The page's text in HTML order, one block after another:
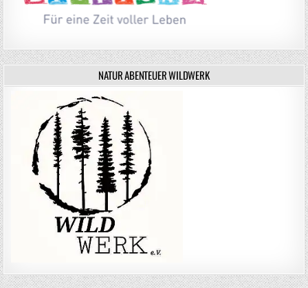
NATUR ABENTEUER WILDWERK